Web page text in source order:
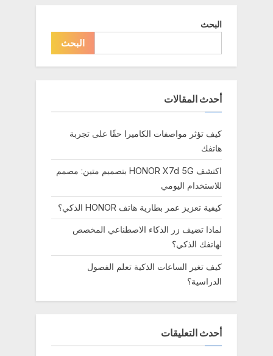
البحث
البحث
أحدث المقالات
كيف تؤثر مواصفات الكاميرا حقًا على تجربة
هاتفك
اكتشف HONOR X7d 5G بتصميم متين: مصمم
للاستخدام اليومي
كيفية تعزيز عمر بطارية هاتف HONOR الذكي؟
لماذا تضيف زر الذكاء الاصطناعي المخصص
لهاتفك الذكي؟
كيف تغير الساعات الذكية تعلم الفصول
الدراسية؟
أحدث التعليقات